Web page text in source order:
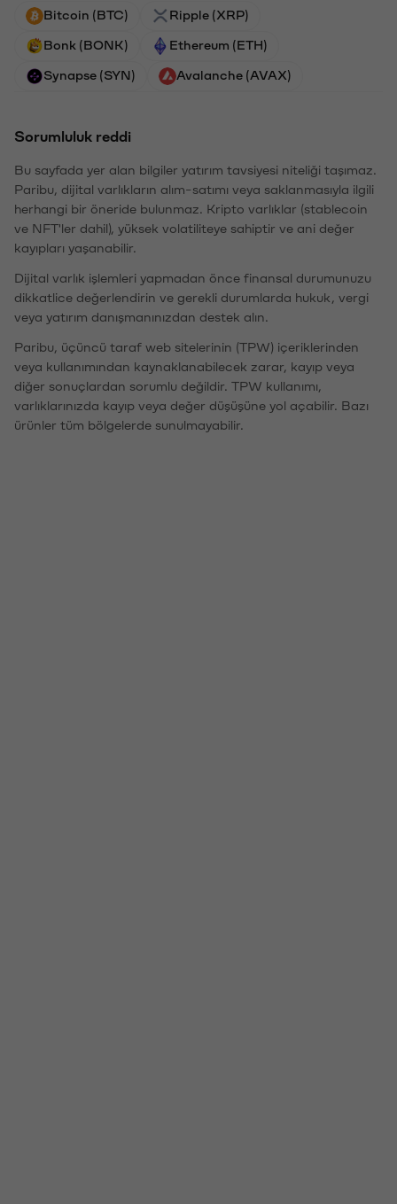
Bitcoin (BTC) Ripple (XRP)
Bonk (BONK) Ethereum (ETH)
Synapse (SYN) Avalanche (AVAX)
Sorumluluk reddi
Bu sayfada yer alan bilgiler yatırım tavsiyesi niteliği taşımaz.
Paribu, dijital varlıkların alım-satımı veya saklanmasıyla ilgili
herhangi bir öneride bulunmaz. Kripto varlıklar (stablecoin
ve NFT'ler dahil), yüksek volatiliteye sahiptir ve ani değer
kayıpları yaşanabilir.
Dijital varlık işlemleri yapmadan önce finansal durumunuzu
dikkatlice değerlendirin ve gerekli durumlarda hukuk, vergi
veya yatırım danışmanınızdan destek alın.
Paribu, üçüncü taraf web sitelerinin (TPW) içeriklerinden
veya kullanımından kaynaklanabilecek zarar, kayıp veya
diğer sonuçlardan sorumlu değildir. TPW kullanımı,
varlıklarınızda kayıp veya değer düşüşüne yol açabilir. Bazı
ürünler tüm bölgelerde sunulmayabilir.